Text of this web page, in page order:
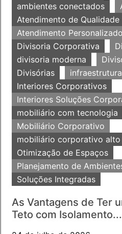
ambientes conectados
Atendimento de Qualidade
Atendimento Personalizado
Divisoria Corporativa
divisoria moderna
Divisórias
Interiores Corporativos
Interiores Soluções
mobiliário com tecnologia
Mobiliário Corporativo
mobiliário corporativo alto
Otimização de Espaços
Planejamento de
Soluções Integradas
As Vantagens de Ter
Teto com Isolamento...